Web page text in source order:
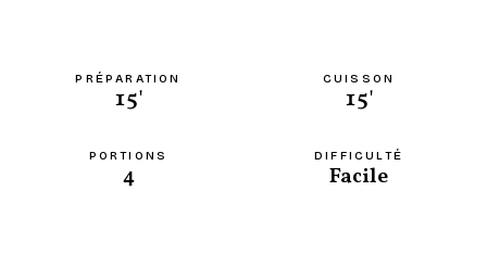
PRÉPARATION
15'
CUISSON
15'
PORTIONS
4
DIFFICULTÉ
Facile